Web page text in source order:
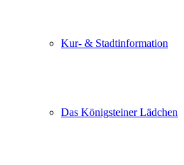
Kur- & Stadtinformation
Das Königsteiner Lädchen